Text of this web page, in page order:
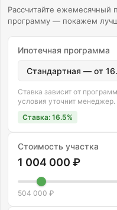
Рассчитайте ежемесячный
программу — покажем
Ипотечная программа
Ставка зависит от
условия уточнит менеджер.
Ставка: 16.5%
Стоимость участка
1 004 000 ₽
504 000 ₽
Коттеджные
с участками
в ипотеку